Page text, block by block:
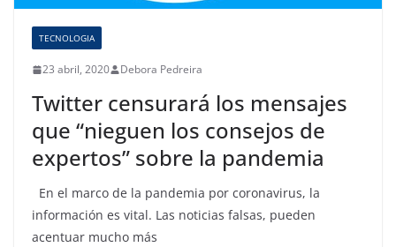
TECNOLOGIA
23 abril, 2020 Debora Pedreira
Twitter censurará los mensajes
que “nieguen los consejos de
expertos” sobre la pandemia
En el marco de la pandemia por coronavirus, la
información es vital. Las noticias falsas, pueden
acentuar mucho más